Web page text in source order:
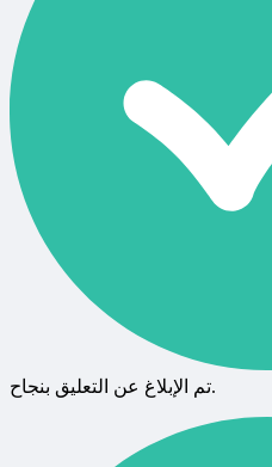
تم الإبلاغ عن التعليق بنجاح.